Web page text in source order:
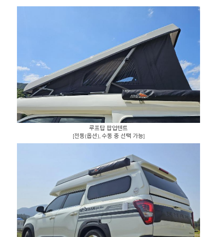
루프탑 팝업텐트
[전동(옵션), 수동 중 선택 가능]